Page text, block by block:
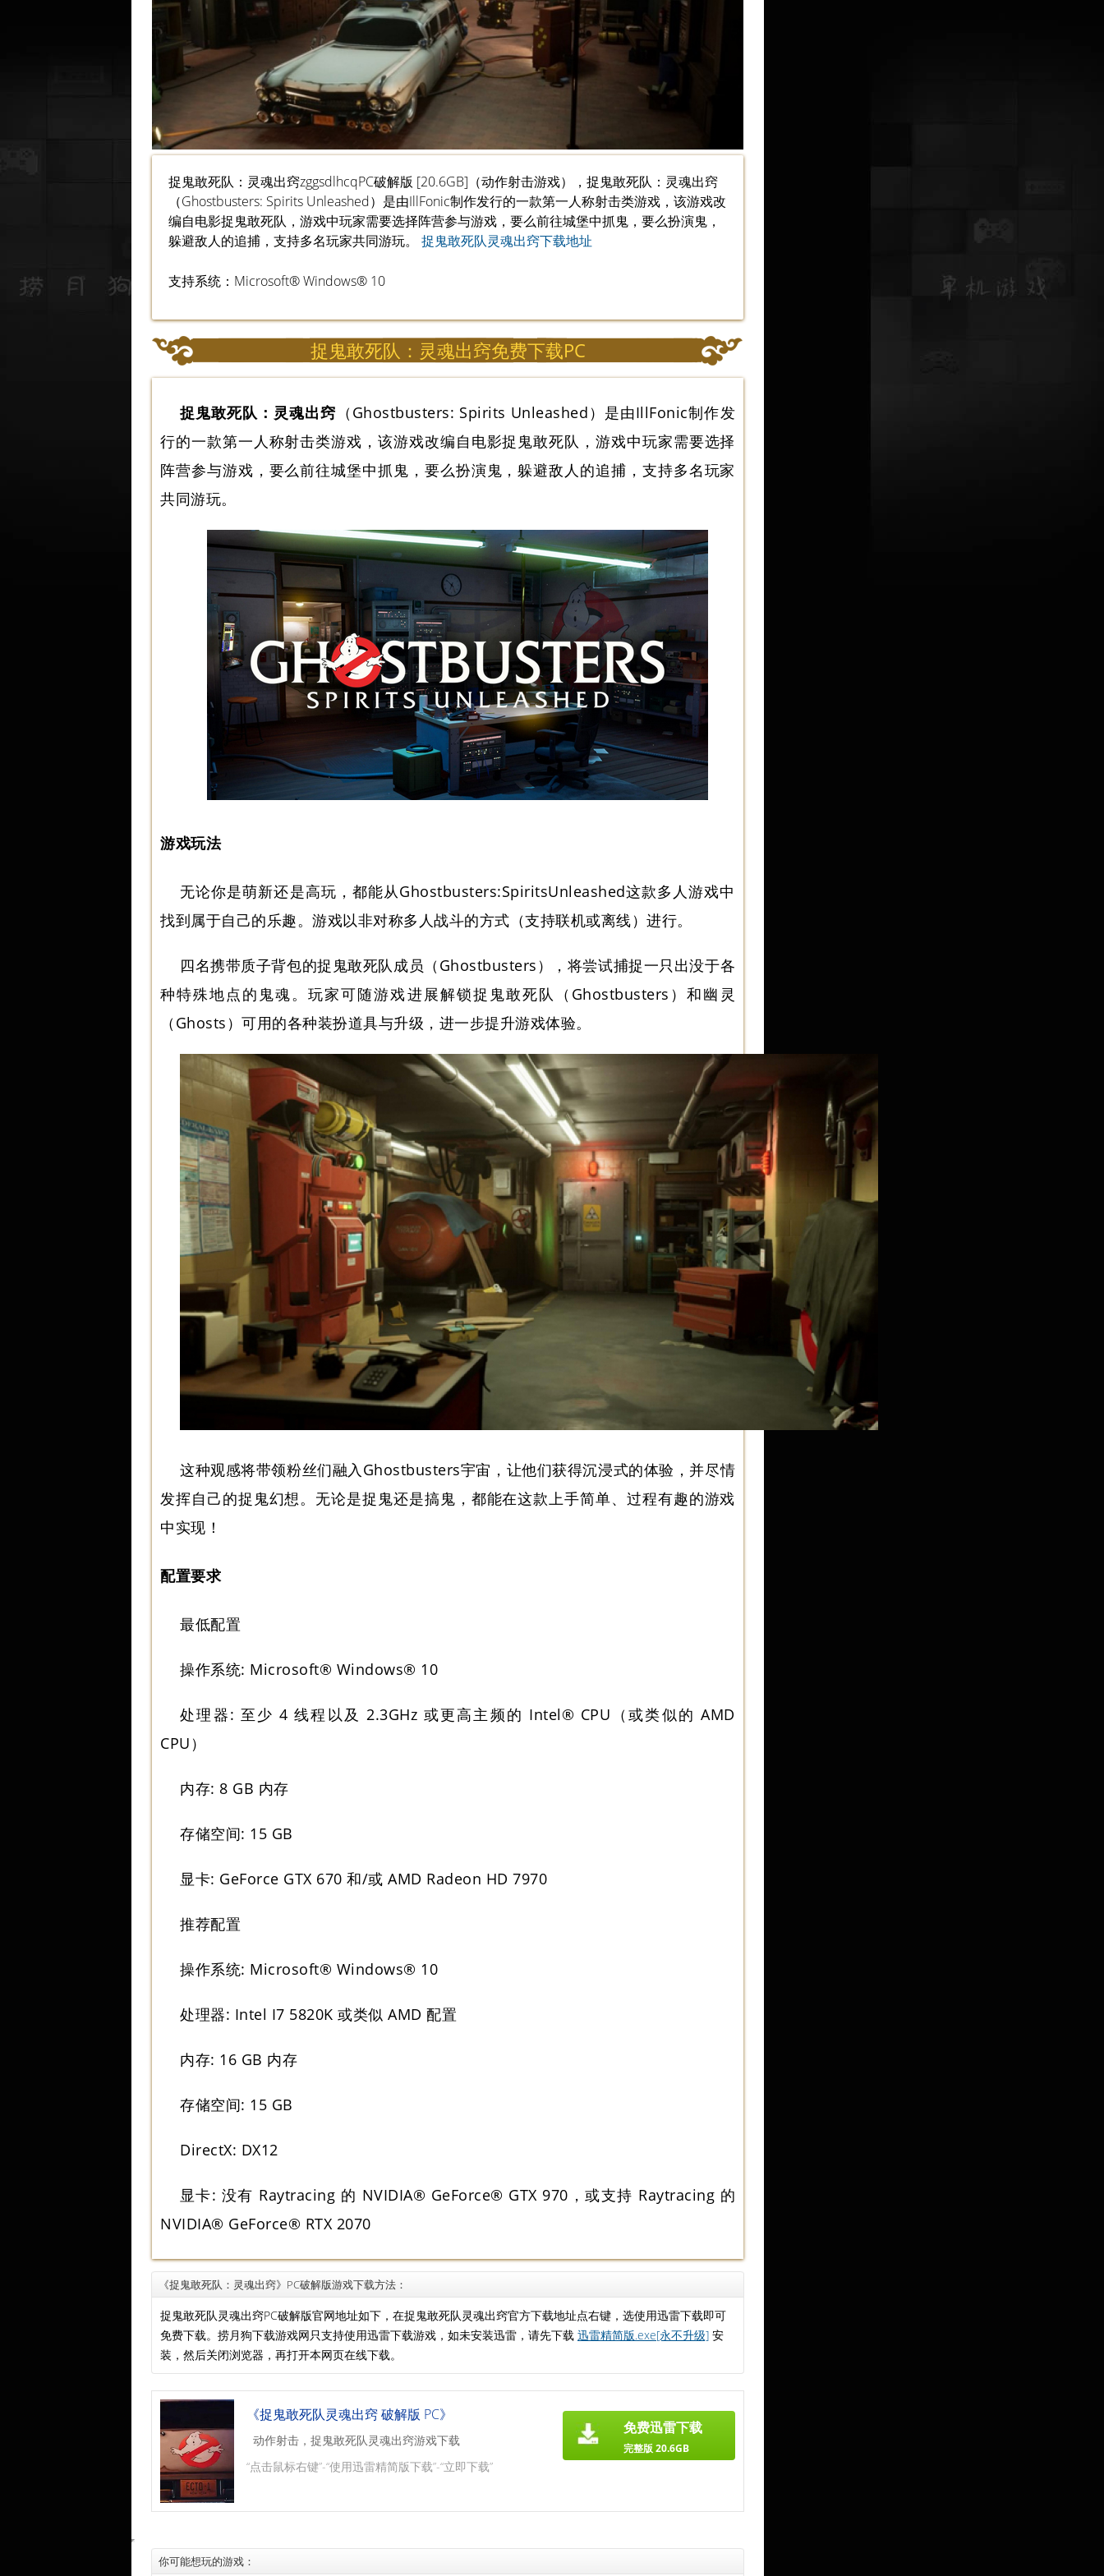
捉鬼敢死队：灵魂出窍zggsdlhcqPC破解版 [20.6GB]（动作射击游戏），捉鬼敢死队：灵魂出窍
（Ghostbusters: Spirits Unleashed）是由IllFonic制作发行的一款第一人称射击类游戏，该游戏改
编自电影捉鬼敢死队，游戏中玩家需要选择阵营参与游戏，要么前往城堡中抓鬼，要么扮演鬼，
躲避敌人的追捕，支持多名玩家共同游玩。 捉鬼敢死队灵魂出窍下载地址
支持系统：Microsoft® Windows® 10
捉鬼敢死队：灵魂出窍免费下载PC
捉鬼敢死队：灵魂出窍 （Ghostbusters: Spirits Unleashed）是由IllFonic制作发
行的一款第一人称射击类游戏，该游戏改编自电影捉鬼敢死队，游戏中玩家需要选择
阵营参与游戏，要么前往城堡中抓鬼，要么扮演鬼，躲避敌人的追捕，支持多名玩家
共同游玩。
游戏玩法
无论你是萌新还是高玩，都能从Ghostbusters:SpiritsUnleashed这款多人游戏中
找到属于自己的乐趣。游戏以非对称多人战斗的方式（支持联机或离线）进行。
四名携带质子背包的捉鬼敢死队成员（Ghostbusters），将尝试捕捉一只出没于各
种特殊地点的鬼魂。玩家可随游戏进展解锁捉鬼敢死队（Ghostbusters）和幽灵
（Ghosts）可用的各种装扮道具与升级，进一步提升游戏体验。
这种观感将带领粉丝们融入Ghostbusters宇宙，让他们获得沉浸式的体验，并尽情
发挥自己的捉鬼幻想。无论是捉鬼还是搞鬼，都能在这款上手简单、过程有趣的游戏
中实现！
配置要求
最低配置
操作系统: Microsoft® Windows® 10
处理器: 至少 4 线程以及 2.3GHz 或更高主频的 Intel® CPU（或类似的 AMD
CPU）
内存: 8 GB 内存
存储空间: 15 GB
显卡: GeForce GTX 670 和/或 AMD Radeon HD 7970
推荐配置
操作系统: Microsoft® Windows® 10
处理器: Intel I7 5820K 或类似 AMD 配置
内存: 16 GB 内存
存储空间: 15 GB
DirectX: DX12
显卡: 没有 Raytracing 的 NVIDIA® GeForce® GTX 970，或支持 Raytracing 的
NVIDIA® GeForce® RTX 2070
《捉鬼敢死队：灵魂出窍》PC破解版游戏下载方法：
捉鬼敢死队灵魂出窍PC破解版官网地址如下，在捉鬼敢死队灵魂出窍官方下载地址点右键，选使用迅雷下载即可
免费下载。捞月狗下载游戏网只支持使用迅雷下载游戏，如未安装迅雷，请先下载 迅雷精简版.exe[永不升级] 安
装，然后关闭浏览器，再打开本网页在线下载。
《捉鬼敢死队灵魂出窍 破解版 PC》
动作射击，捉鬼敢死队灵魂出窍游戏下载
“点击鼠标右键”-“使用迅雷精简版下载”-“立即下载”
免费迅雷下载
完整版 20.6GB
你可能想玩的游戏：